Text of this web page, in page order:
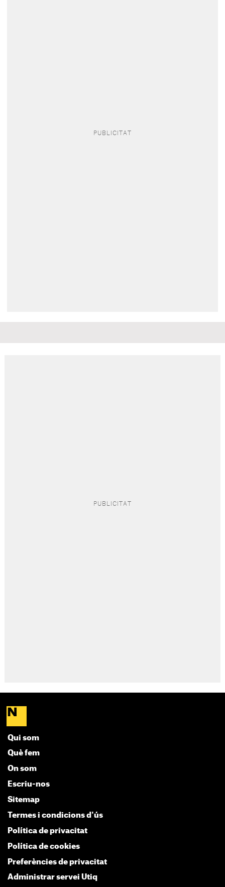
Qui som
Què fem
On som
Escriu-nos
Sitemap
Termes i condicions d'ús
Política de privacitat
Política de cookies
Preferències de privacitat
Administrar servei Utiq